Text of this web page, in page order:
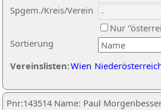
Sortierung
Spgem./Kreis/Verein
Nur
Vereinslisten:Wien
Pnr:143514 Name: Paul